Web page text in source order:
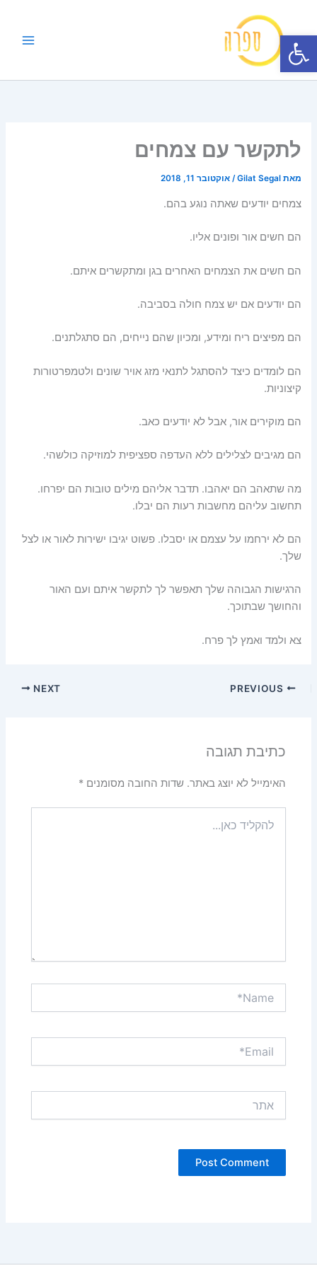
פתח סרגל נגישות
לתקשר עם צמחים
מאתGilat Segal
/אוקטובר 11, 2018
צמחים יודעים שאתה נוגע בהם.
הם חשים אור ופונים אליו.
הם חשים את הצמחים האחרים בגן ומתקשרים איתם.
הם יודעים אם יש צמח חולה בסביבה.
הם מפיצים ריח ומידע, ומכיון שהם נייחים, הם סתגלתנים.
הם לומדים כיצד להסתגל לתנאי מזג אויר שונים ולטמפרטורות
קיצוניות.
הם מוקירים אור, אבל לא יודעים כאב.
הם מגיבים לצלילים ללא העדפה ספציפית למוזיקה כולשהי.
מה שתאהב הם יאהבו. תדבר אליהם מילים טובות הם יפרחו.
תחשוב עליהם מחשבות רעות הם יבלו.
הם לא ירחמו על עצמם או יסבלו. פשוט יגיבו ישירות לאור או לצל
שלך.
הרגישות הגבוהה שלך תאפשר לך לתקשר איתם ועם האור
והחושך שבתוכך.
צא ולמד ואמץ לך פרח.
NEXT
כתיבת תגובה
האימייל לא יוצג באתר. שדות החובה מסומנים*
כאן...